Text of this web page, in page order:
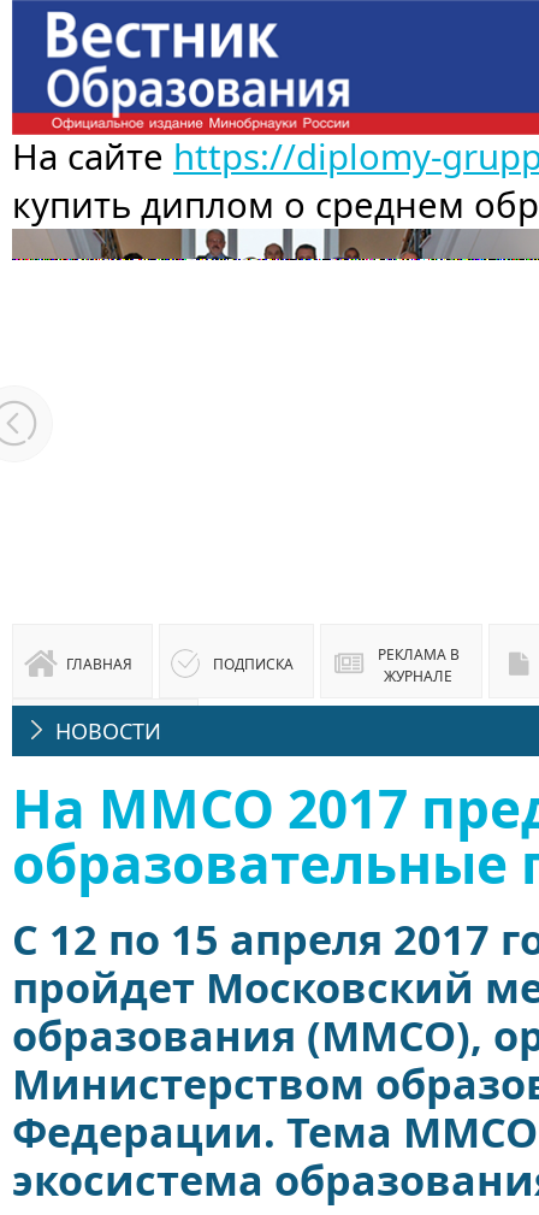
На сайте https://diplomy-
купить диплом о среднем
ГЛАВНАЯ ПОДПИСКА
РЕКЛАМА В
ЖУРНАЛЕ
ЮРИДИЧЕСКАЯ
НОВОСТИ
На ММСО 2017
образовательные
С 12 по 15 апреля 2017
пройдет Московский
образования (ММСО),
Министерством
Федерации. Тема ММСО
экосистема